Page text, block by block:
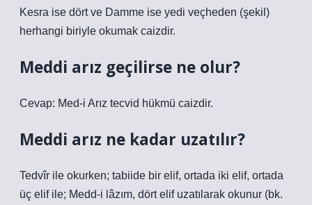
Kesra ise dört ve Damme ise yedi veçheden (şekil)
herhangi biriyle okumak caizdir.
Meddi arız geçilirse ne olur?
Cevap: Med-i Arız tecvid hükmü caizdir.
Meddi arız ne kadar uzatılır?
Tedvîr ile okurken; tabiide bir elif, ortada iki elif, ortada
üç elif ile; Medd-i lâzım, dört elif uzatılarak okunur (bk.